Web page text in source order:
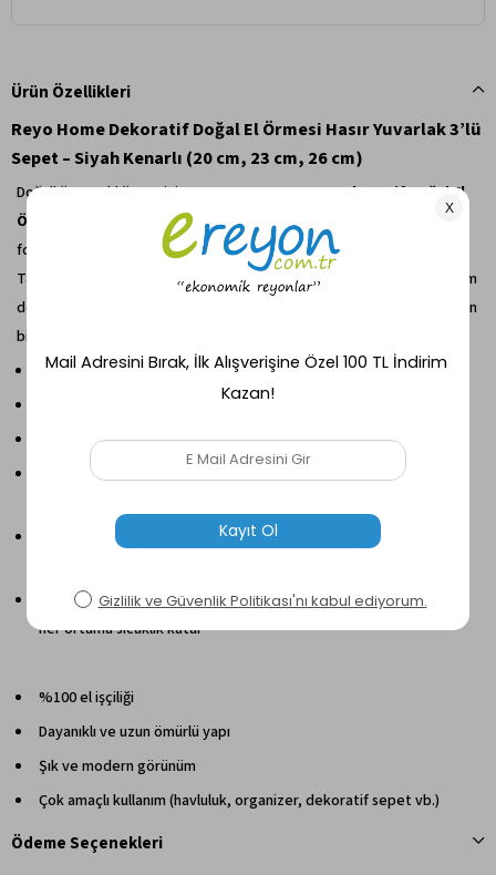
Ürün Özellikleri
Reyo Home Dekoratif Doğal El Örmesi Hasır Yuvarlak 3’lü
Sepet – Siyah Kenarlı (20 cm, 23 cm, 26 cm)
Doğallığın sıcaklığını evinize taşıyın!Reyo Home Dekoratif Doğal El
Örmesi Hasır Yuvarlak 3’lü Sepet , el işçiliğiyle üretilmiş şık ve
fonksiyonel bir organizer setidir.
Tamamen
doğal hasır liflerinden örülmüş yapısı ile hem estetik hem
de çevre dostu bir kullanım sunar. Üst kısmındaki
modern
bir dokunuş katarak her dekorasyona uyum sağlar.
Set İçeriği:3 farklı boy – 20 cm, 23 cm ve 26 cm çap
Doğal hasır, el örmesi
Doğal ton + siyah kenar detayı
Kullanım Alanı:
Banyo, yatak odası, salon veya mutfakta
Fonksiyonel Tasarım:
Havlu, kozmetik ürünleri, aksesuar,
Dekoratif Görünüm:Doğal dokusu ve minimalist tasarımıyla
her ortama sıcaklık katar
%100 el işçiliği
Dayanıklı ve uzun ömürlü yapı
Şık ve modern görünüm
Çok amaçlı kullanım (havluluk, organizer, dekoratif sepet vb.)
Ödeme Seçenekleri